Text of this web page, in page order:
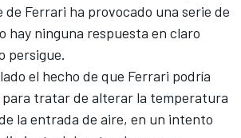
Ferrari ha provocado una serie de
hay ninguna respuesta en claro
persigue.
el hecho de que Ferrari podría
tratar de alterar la temperatura
la entrada de aire, en un intento